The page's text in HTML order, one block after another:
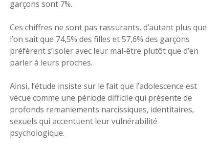
garçons sont 7%.
Ces chiffres ne sont pas rassurants, d’autant plus que
l’on sait que 74,5% des filles et 57,6% des garçons
préfèrent s’isoler avec leur mal-être plutôt que d’en
parler à leurs proches.
Ainsi, l’étude insiste sur le fait que l’adolescence est
vécue comme une période difficile qui présente de
profonds remaniements narcissiques, identitaires,
sexuels qui accentuent leur vulnérabilité
psychologique.